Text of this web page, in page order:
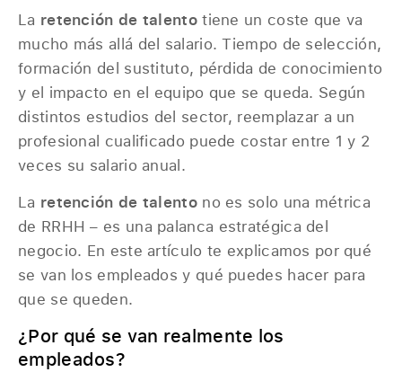
La retención de talentotiene un coste que va
mucho más allá del salario. Tiempo de selección,
formación del sustituto, pérdida de conocimiento
y el impacto en el equipo que se queda. Según
distintos estudios del sector, reemplazar a un
profesional cualificado puede costar entre 1 y 2
veces su salario anual.
La retención de talentono es solo una métrica
de RRHH – es una palanca estratégica del
negocio. En este artículo te explicamos por qué
se van los empleados y qué puedes hacer para
que se queden.
¿Por qué se van realmente los
empleados?